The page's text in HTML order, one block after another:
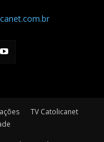
TV Catolicanet